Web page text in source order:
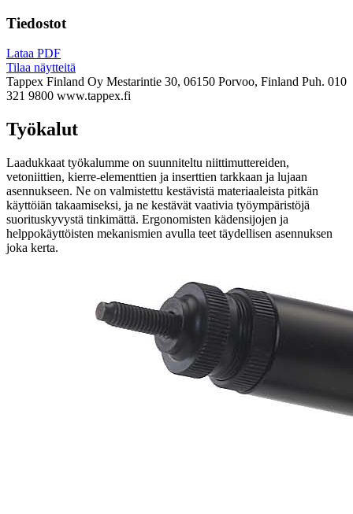
Tiedostot
Lataa PDF
Tilaa näytteitä
Tappex Finland Oy Mestarintie 30, 06150 Porvoo, Finland Puh. 010
321 9800 www.tappex.fi
Työkalut
Laadukkaat työkalumme on suunniteltu niittimuttereiden,
vetoniittien, kierre-elementtien ja inserttien tarkkaan ja lujaan
asennukseen. Ne on valmistettu kestävistä materiaaleista pitkän
käyttöiän takaamiseksi, ja ne kestävät vaativia työympäristöjä
suorituskyvystä tinkimättä. Ergonomisten kädensijojen ja
helppokäyttöisten mekanismien avulla teet täydellisen asennuksen
joka kerta.